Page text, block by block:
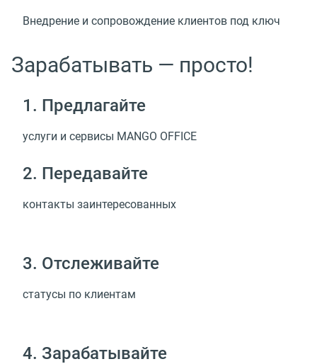
Внедрение и сопровождение клиентов под ключ
Зарабатывать — просто!
1. Предлагайте
услуги и сервисы MANGO OFFICE
2. Передавайте
контакты заинтересованных
3. Отслеживайте
статусы по клиентам
4. Зарабатывайте